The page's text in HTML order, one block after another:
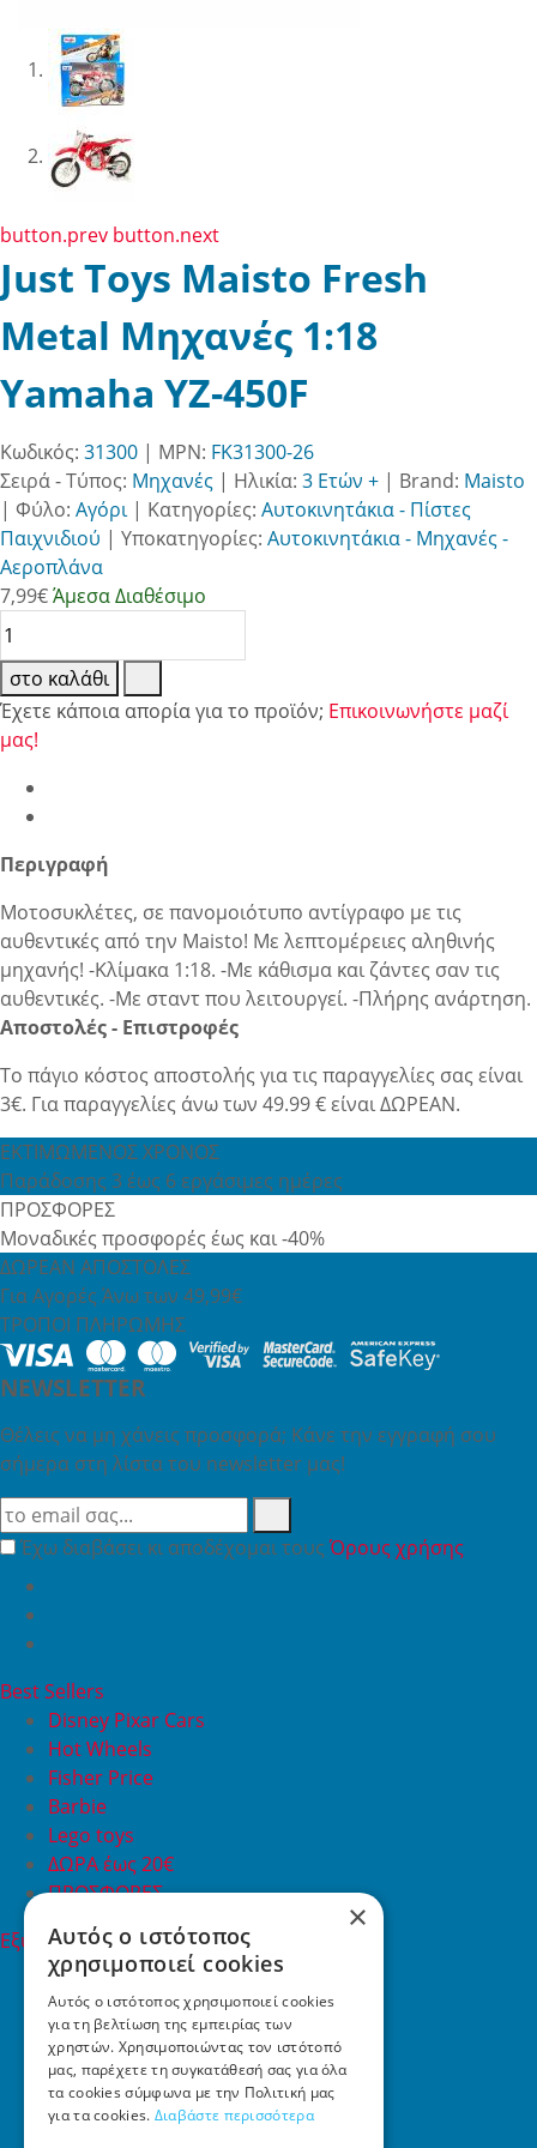
button.prev button.next
Just Toys Maisto Fresh
Metal Μηχανές 1:18
Yamaha YZ-450F
Κωδικός: 31300 | MPN: FK31300-26
Σειρά - Τύπος: Μηχανές | Ηλικία: 3 Ετών + | Brand: Maisto
| Φύλο: Αγόρι| Κατηγορίες: Αυτοκινητάκια - Πίστες
Παιχνιδιού | Υποκατηγορίες: Αυτοκινητάκια - Μηχανές -
Αεροπλάνα
7,99€Άμεσα Διαθέσιμο
στο καλάθι
Έχετε κάποια απορία για το προϊόν; Επικοινωνήστε μαζί
μας!
Περιγραφή
Μοτοσυκλέτες, σε πανομοιότυπο αντίγραφο με τις
αυθεντικές από την Maisto! Με λεπτομέρειες αληθινής
μηχανής! -Κλίμακα 1:18. -Με κάθισμα και ζάντες σαν τις
αυθεντικές. -Με σταντ που λειτουργεί. -Πλήρης ανάρτηση.
Αποστολές - Επιστροφές
Το πάγιο κόστος αποστολής για τις παραγγελίες σας είναι
3€. Για παραγγελίες άνω των 49.99 € είναι ΔΩΡΕΑΝ.
ΕΚΤΙΜΩΜΕΝΟΣ ΧΡΟΝΟΣ
Παράδοσης 3 έως 6 εργάσιμες ημέρες
ΠΡΟΣΦΟΡΕΣ
Μοναδικές προσφορές έως και -40%
ΔΩΡΕΑΝ ΑΠΟΣΤΟΛΕΣ
Για Αγορές Άνω των 49,99€
ΤΡΟΠΟΙ ΠΛΗΡΩΜΗΣ
NEWSLETTER
Θέλεις να μη χάνεις προσφορά; Κάνε την εγγραφή σου
σήμερα στη λίστα του newsletter μας!
Έχω διαβάσει κι αποδέχομαι τουςΌρους χρήσης
Best Sellers
Disney Pixar Cars
Hot Wheels
Fisher Price
Barbie
Lego toys
ΔΩΡΑ έως 20€
ΠΡΟΣΦΟΡΕΣ
Εξυπηρέτηση Πελατών
Εξυπηρέτηση πελατών
Συχνές ερωτήσεις
Όροι χρήσης
Τρόποι Πληρωμής
Επιστροφές
Επικοινωνία
×
Αυτός ο ιστότοπος
χρησιμοποιεί cookies
Αυτός ο ιστότοπος χρησιμοποιεί cookies
για τη βελτίωση της εμπειρίας των
χρηστών. Χρησιμοποιώντας τον ιστότοπό
μας, παρέχετε τη συγκατάθεσή σας για όλα
τα cookies σύμφωνα με την Πολιτική μας
για τα cookies. Διαβάστε περισσότερα